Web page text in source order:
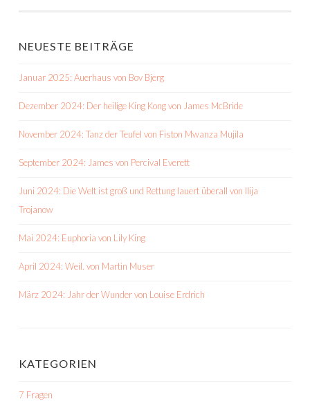
NEUESTE BEITRÄGE
Januar 2025: Auerhaus von Bov Bjerg
Dezember 2024: Der heilige King Kong von James McBride
November 2024: Tanz der Teufel von Fiston Mwanza Mujila
September 2024: James von Percival Everett
Juni 2024: Die Welt ist groß und Rettung lauert überall von Ilija
Trojanow
Mai 2024: Euphoria von Lily King
April 2024: Weil. von Martin Muser
März 2024: Jahr der Wunder von Louise Erdrich
KATEGORIEN
7 Fragen